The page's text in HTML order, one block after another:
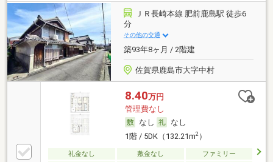
ＪＲ長崎本線 肥前鹿島駅 徒歩6
分
その他の交通
築93年8ヶ月 / 2階建
佐賀県鹿島市大字中村
8.40万円
管理費なし
なし
なし
1階 / 5DK（132.21m2）
礼金なし 敷金なし
ファミリー